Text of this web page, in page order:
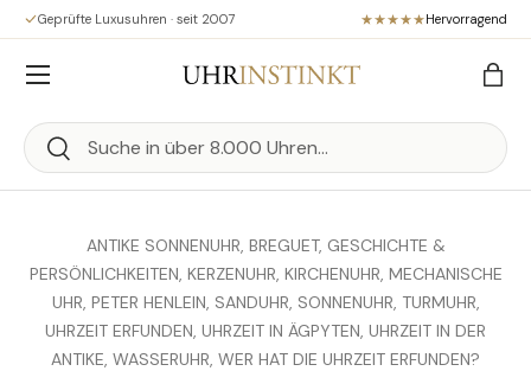
Direkt zum Inhalt
Geprüfte Luxusuhren · seit 2007 Hervorragend
Suchen
Suchen
Menü
ANTIKE SONNENUHR, BREGUET, GESCHICHTE &
PERSÖNLICHKEITEN, KERZENUHR, KIRCHENUHR, MECHANISCHE
UHR, PETER HENLEIN, SANDUHR, SONNENUHR, TURMUHR,
UHRZEIT ERFUNDEN, UHRZEIT IN ÄGPYTEN, UHRZEIT IN DER
ANTIKE, WASSERUHR, WER HAT DIE UHRZEIT ERFUNDEN?